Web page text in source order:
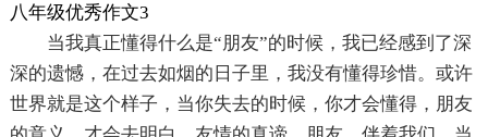
八年级优秀作文3
当我真正懂得什么是“朋友”的时候，我已经感到了深
深的遗憾，在过去如烟的日子里，我没有懂得珍惜。或许
世界就是这个样子，当你失去的时候，你才会懂得，朋友